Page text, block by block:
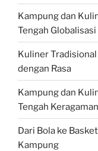
Kampung dan
Tengah Globalisasi
Kuliner
dengan Rasa
Kampung dan
Tengah Keragaman
Dari Bola ke
Kampung